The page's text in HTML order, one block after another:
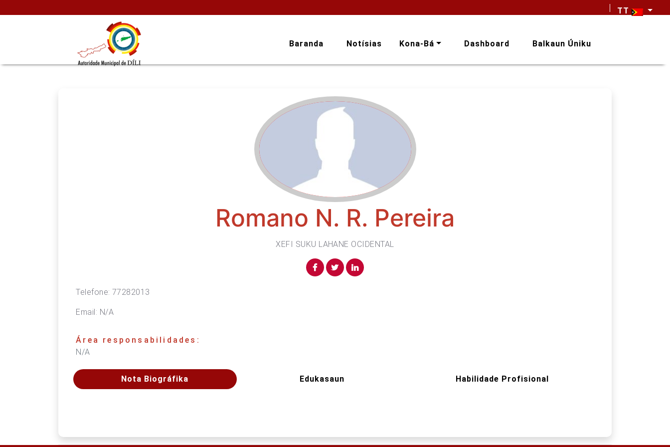
TT
Baranda Notísias Kona-Bá Dashboard Balkaun Úniku
Romano N. R. Pereira
XEFI SUKU LAHANE OCIDENTAL
Telefone:77282013
Email: N/A
Área responsabilidades:
N/A
Nota Biográfika Edukasaun Habilidade Profisional